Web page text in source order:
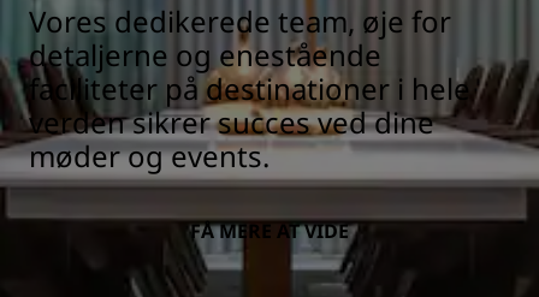
Vores dedikerede team, øje for
detaljerne og enestående
faciliteter på destinationer i hele
verden sikrer succes ved dine
møder og events.
FÅ MERE AT VIDE